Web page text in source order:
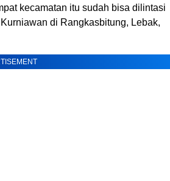
kecamatan itu sudah bisa dilintasi
di Rangkasbitung, Lebak,